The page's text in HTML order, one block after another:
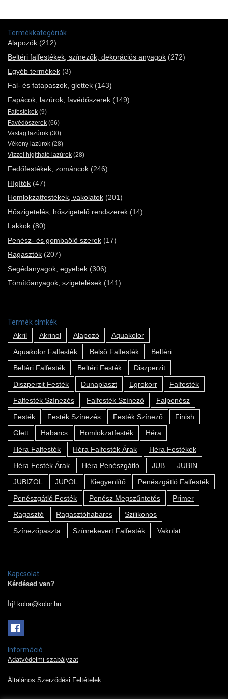
Termékkategóriák
Alapozók (212)
Beltéri falfestékek, színezők, dekorációs anyagok (272)
Egyéb termékek (3)
Fal- és fatapaszok, glettek (143)
Fapácok, lazúrok, favédőszerek (149)
Fafestékek (9)
Favédőszerek (66)
Vastag lazúrok (30)
Vékony lazúrok (28)
Vízzel hígítható lazúrok (28)
Fedőfestékek, zománcok (246)
Hígítók (47)
Homlokzatfestékek, vakolatok (201)
Hőszigetelés, hőszigetelő rendszerek (14)
Lakkok (80)
Penész- és gombaölő szerek (17)
Ragasztók (207)
Segédanyagok, egyebek (306)
Tömítőanyagok, szigetelések (141)
Termék címkék
Akril
Akrinol Alapozó
Aquakolor
Aquakolor Falfesték
Belső Falfesték
Beltéri
Beltéri Falfesték
Beltéri Festék
Diszperzit
Diszperzit Festék
Dunaplaszt Egrokorr
Falfesték
Falfesték Színezés
Falfesték Színező
Falpenész
Festék
Festék Színezés Festék Színező
Finish
Glett
Habarcs Homlokzatfesték
Héra
Héra Falfesték
Héra Falfesték Árak
Héra Festékek
Héra Festék Árak
Héra Penészgátló JUB
JUBIN
JUBIZOL
JUPOL Kiegyenlítő
Penészgátló Falfesték
Penészgátló Festék
Penész Megszűntetés
Primer
Ragasztó
Ragasztóhabarcs
Szilikonos
Színezőpaszta
Színrekevert Falfesték Vakolat
Kapcsolat
Kérdésed van?
Írj! kolor@kolor.hu
Információ
Adatvédelmi szabályzat
Általános Szerződési Feltételek